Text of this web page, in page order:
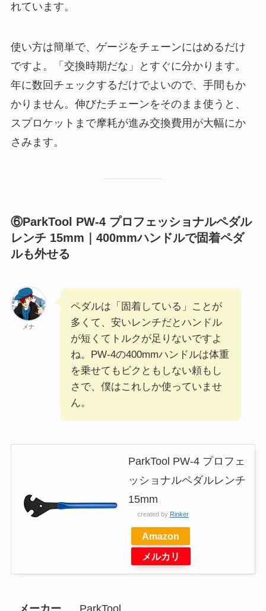
れています。
使い方は簡単で、ゲージをチェーンにはめるだけ
ですよ。「交換時期だな」とすぐに分かります。
年に数回チェックするだけでよいので、手間もか
かりません。伸びたチェーンをそのまま使うと、
スプロケットまで摩耗が進み交換費用が大幅にか
さみます。
⑥ParkTool PW-4 プロフェッショナルペダル
レンチ 15mm｜400mmハンドルで固着ペダ
ルも外せる
メナ
ペダルは「固着している」ことが
多くて、安いレンチだとハンドル
が短くてトルクが足りないですよ
ね。PW-4の400mmハンドルは体重
を乗せてもビクともしない頼もし
さで、僕はこれしか使っていませ
ん。
ParkTool PW-4 プロフェ
ッショナルペダルレンチ
15mm
created by Rinker
Amazon
メルカリ